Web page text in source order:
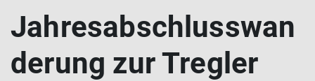
Jahresabschlusswan
derung zur Tregler